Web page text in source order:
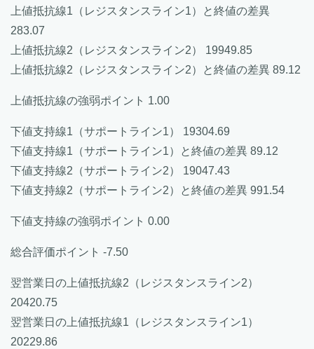
上値抵抗線1（レジスタンスライン1）と終値の差異
283.07
上値抵抗線2（レジスタンスライン2） 19949.85
上値抵抗線2（レジスタンスライン2）と終値の差異 89.12
上値抵抗線の強弱ポイント 1.00
下値支持線1（サポートライン1） 19304.69
下値支持線1（サポートライン1）と終値の差異 89.12
下値支持線2（サポートライン2） 19047.43
下値支持線2（サポートライン2）と終値の差異 991.54
下値支持線の強弱ポイント 0.00
総合評価ポイント -7.50
翌営業日の上値抵抗線2（レジスタンスライン2）
20420.75
翌営業日の上値抵抗線1（レジスタンスライン1）
20229.86